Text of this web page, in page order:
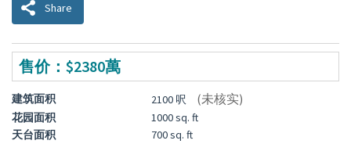
Share
售价：$2380萬
建筑面积 2100 呎 (未核实)
花园面积
1000 sq. ft
天台面积
700 sq. ft